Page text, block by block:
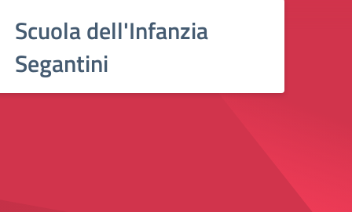
Scuola dell'Infanzia
Segantini